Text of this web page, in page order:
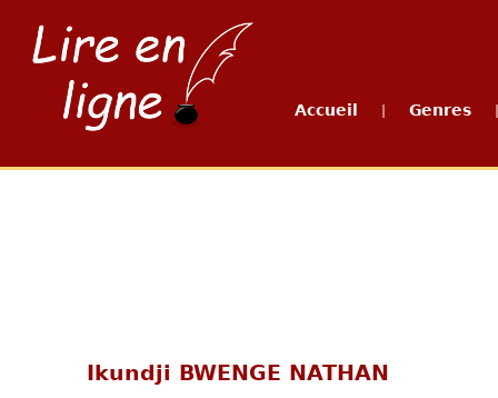
Accueil Genres
Ikundji BWENGE NATHAN